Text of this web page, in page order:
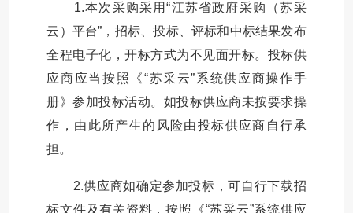
1.本次采购采用“江苏省政府采购（苏采
云）平台”，招标、投标、评标和中标结果发布
全程电子化，开标方式为不见面开标。投标供
应商应当按照《“苏采云”系统供应商操作手
册》参加投标活动。如投标供应商未按要求操
作，由此所产生的风险由投标供应商自行承
担。
2.供应商如确定参加投标，可自行下载招
标文件及有关资料，按照《“苏采云”系统供应